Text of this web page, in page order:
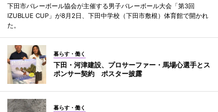
下田市バレーボール協会が主催する男子バレーボール大会「第3回
IZUBLUE CUP」が8月2日、下田中学校（下田市敷根）体育館で開かれ
た。
暮らす・働く
下田・河津建設、プロサーファー・馬場心選手とス
ポンサー契約 ポスター披露
暮らす・働く